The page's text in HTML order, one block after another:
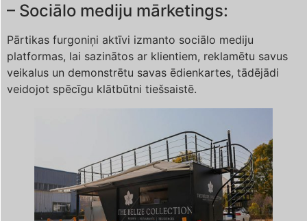
– Sociālo mediju mārketings:
Pārtikas furgoniņi aktīvi izmanto sociālo mediju
platformas, lai sazinātos ar klientiem, reklamētu savus
veikalus un demonstrētu savas ēdienkartes, tādējādi
veidojot spēcīgu klātbūtni tiešsaistē.